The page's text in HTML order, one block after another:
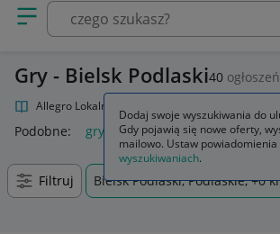
Otwórz menu z kategoriami
Gry - Bielsk Podlaski40 ogłoszeń
Allegro Lokalnie
Podobne: gry gry ps5 gry ps4 karty
Filtruj Bielsk Podlaski, Podlaskie, +0
Dodaj swoje wyszukiwania do
Gdy pojawią się nowe oferty,
mailowo. Ustaw powiadomienia
wyszukiwaniach.